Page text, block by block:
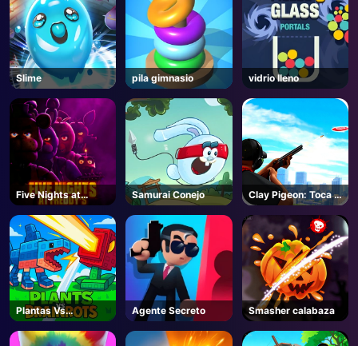
AD
Slime pila gimnasio vidrio lleno
Five Nights at
Freddy's
Samurai Conejo
Clay Pigeon: Toca y
dispara
Plantas Vs
Cerebros -
Unblocked Online
Agente Secreto Smasher calabaza